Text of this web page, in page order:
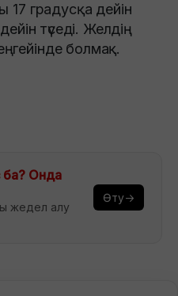
17 градусқа дейін
түседі. Желдің
болмақ.
ба? Онда
жедел алу
Өту→